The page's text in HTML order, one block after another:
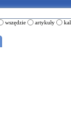
wszędzie artykuły